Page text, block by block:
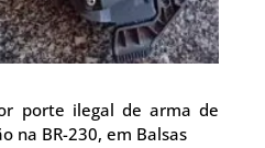
porte ilegal de arma de
na BR-230, em Balsas